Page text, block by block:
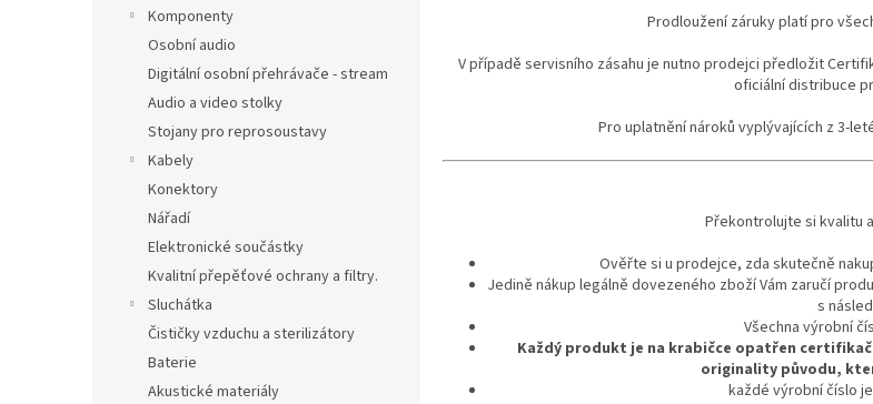
Komponenty
Osobní audio
Digitální osobní přehrávače - stream
Audio a video stolky
Stojany pro reprosoustavy
Kabely
Konektory
Nářadí
Elektronické součástky
Kvalitní přepěťové ochrany a filtry.
Sluchátka
Čističky vzduchu a sterilizátory
Baterie
Akustické materiály
Prodloužení záruky platí pro
V případě servisního zásahu je nutno prodejci předložit
oficiální distribuce
Pro uplatnění nároků vyplývajících z 3-
Překontrolujte si kvalitu
Ověřte si u prodejce, zda skutečně
Jedině nákup legálně dovezeného zboží Vám zaručí
s
Všechna výrobní
Každý produkt je na krabičce opatřen
originality původu,
každé výrobní číslo